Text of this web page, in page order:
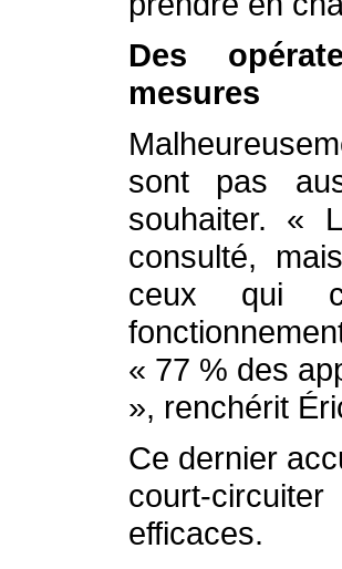
Des
mesures
sont pas
souhaiter. «
consulté,
ceux qui
« 77 % des
», renchérit
Ce dernier
court-
efficaces.